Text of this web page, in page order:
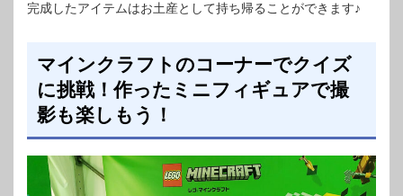
完成したアイテムはお土産として持ち帰ることができます♪
マインクラフトのコーナーでクイズ
に挑戦！作ったミニフィギュアで撮
影も楽しもう！